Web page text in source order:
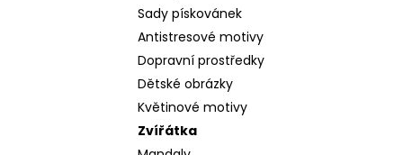
Sady pískovánek
Antistresové motivy
Dopravní prostředky
Dětské obrázky
Květinové motivy
Zvířátka